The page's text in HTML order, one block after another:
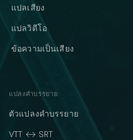
แปลเสียง
แปลวิดีโอ
ข้อความเป็นเสียง
แปลงคำบรรยาย
ตัวแปลงคำบรรยาย
VTT ↔ SRT